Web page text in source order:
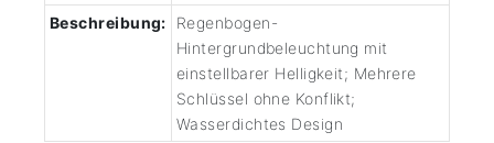
Beschreibung:
Regenbogen-
Hintergrundbeleuchtung mit
einstellbarer Helligkeit; Mehrere
Schlüssel ohne Konflikt;
Wasserdichtes Design